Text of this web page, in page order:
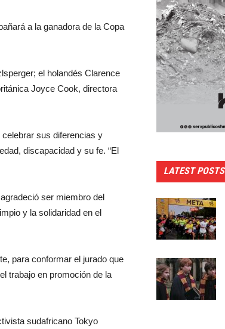
a la ganadora de la Copa
el holandés Clarence
Joyce Cook, directora
sus diferencias y
discapacidad y su fe. “El
ser miembro del
y la solidaridad en el
para conformar el jurado que
trabajo en promoción de la
sudafricano Tokyo
LATEST POSTS